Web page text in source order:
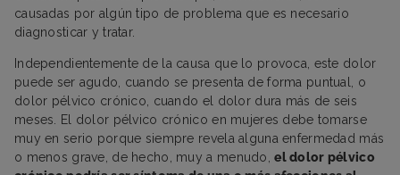
causadas por algún tipo de problema que es necesario
diagnosticar y tratar.
Independientemente de la causa que lo provoca, este dolor
puede ser agudo, cuando se presenta de forma puntual, o
dolor pélvico crónico, cuando el dolor dura más de seis
meses. El dolor pélvico crónico en mujeres debe tomarse
muy en serio porque siempre revela alguna enfermedad más
o menos grave, de hecho, muy a menudo,el dolor pélvico